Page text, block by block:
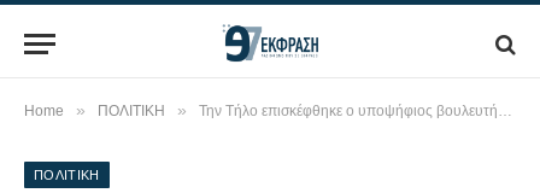
Home » ΠΟΛΙΤΙΚΗ » Την Τήλο επισκέφθηκε ο υποψήφιος βουλευτής Παναγιώτης Κουνάκης
ΠΟΛΙΤΙΚΗ